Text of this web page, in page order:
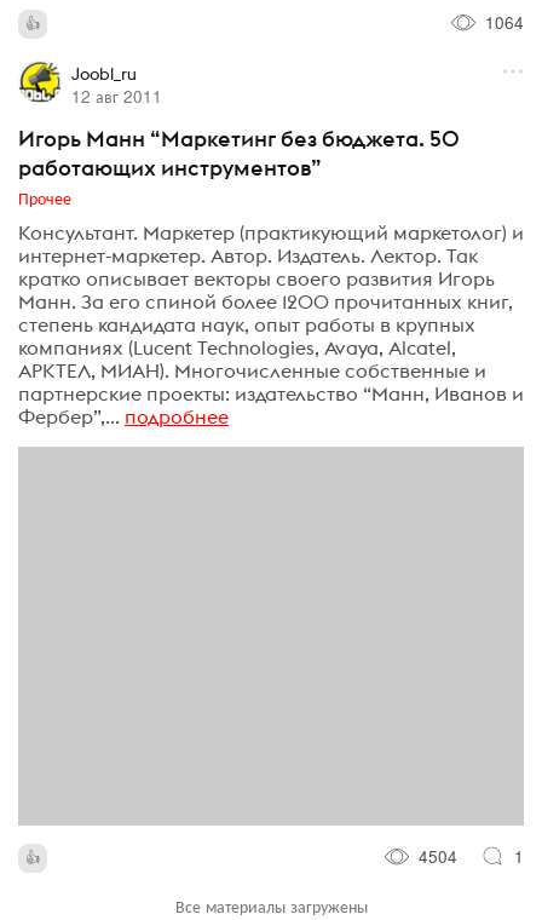
1064
Joobl_ru
12 авг 2011
Игорь Манн “Маркетинг без бюджета. 50
работающих инструментов”
Прочее
Консультант. Маркетер (практикующий маркетолог) и
интернет-маркетер. Автор. Издатель. Лектор. Так
кратко описывает векторы своего развития Игорь
Манн. За его спиной более 1200 прочитанных книг,
степень кандидата наук, опыт работы в крупных
компаниях (Lucent Technologies, Avaya, Alcatel,
АРКТЕЛ, МИАН). Многочисленные собственные и
партнерские проекты: издательство “Манн, Иванов и
Фербер”,... подробнее
4504 1
Все материалы загружены